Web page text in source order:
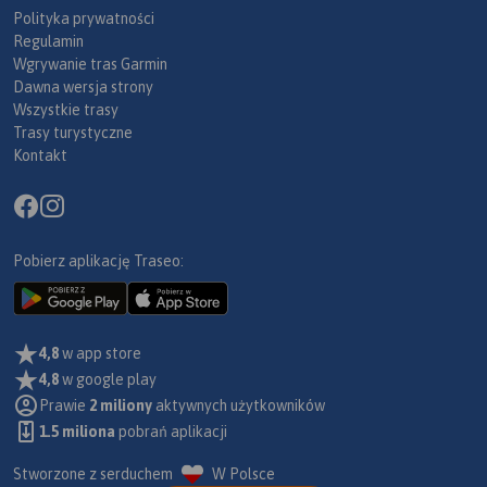
Polityka prywatności
Regulamin
Wgrywanie tras Garmin
Dawna wersja strony
Wszystkie trasy
Trasy turystyczne
Kontakt
Pobierz aplikację Traseo:
4,8w app store
4,8w google play
Prawie 2 miliony aktywnych użytkowników
1.5 miliona pobrań aplikacji
Stworzone z serduchem W Polsce